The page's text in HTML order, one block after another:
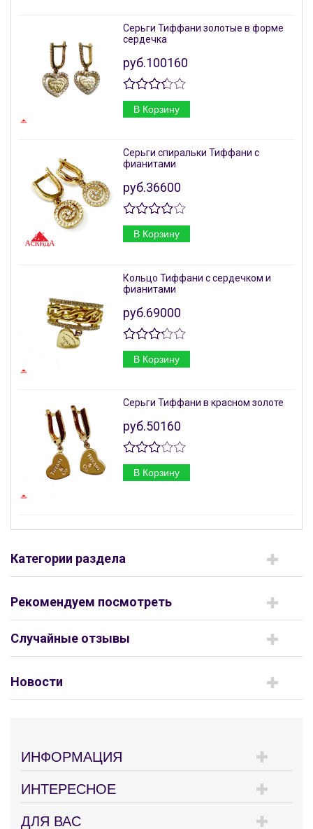
Серьги Тиффани золотые в форме
сердечка
руб.100160
В Корзину
Серьги спиральки Тиффани с
фианитами
руб.36600
В Корзину
Кольцо Тиффани с сердечком и
фианитами
руб.69000
В Корзину
Серьги Тиффани в красном золоте
руб.50160
В Корзину
Категории раздела
Рекомендуем посмотреть
Случайные отзывы
Новости
ИНФОРМАЦИЯ
ИНТЕРЕСНОЕ
ДЛЯ ВАС